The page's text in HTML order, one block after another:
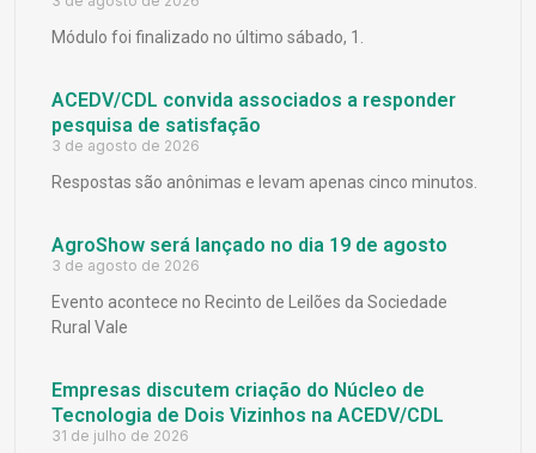
Módulo foi finalizado no último sábado, 1.
ACEDV/CDL convida associados a responder
pesquisa de satisfação
3 de agosto de 2026
Respostas são anônimas e levam apenas cinco minutos.
AgroShow será lançado no dia 19 de agosto
3 de agosto de 2026
Evento acontece no Recinto de Leilões da Sociedade
Rural Vale
Empresas discutem criação do Núcleo de
Tecnologia de Dois Vizinhos na ACEDV/CDL
31 de julho de 2026